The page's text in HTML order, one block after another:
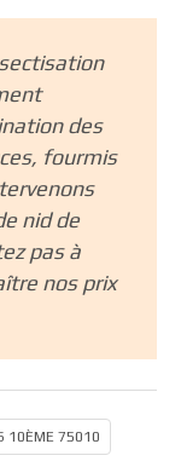
des
fourmis
nid de
pas à
nos prix
10ÈME 75010